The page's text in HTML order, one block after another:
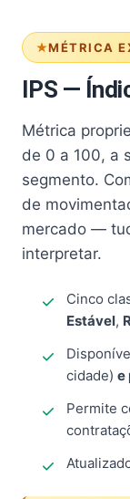
MÉTRICA
IPS —
Métrica
de 0 a 100, a
segmento.
de
mercado —
interpretar.
Cinco
Estável,
cidade) e
Permite